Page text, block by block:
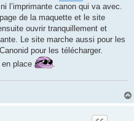
l’imprimante canon qui va avec.
de la maquette et le site
ouvrir tranquillement et
Le site marche aussi pour les
pour les télécharger.
place